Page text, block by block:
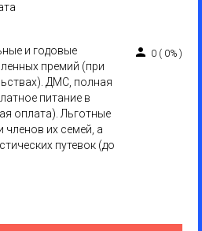
и годовые
премий (при
ДМС, полная
питание в
оплата). Льготные
членов их семей, а
путевок (до
0 ( 0% )